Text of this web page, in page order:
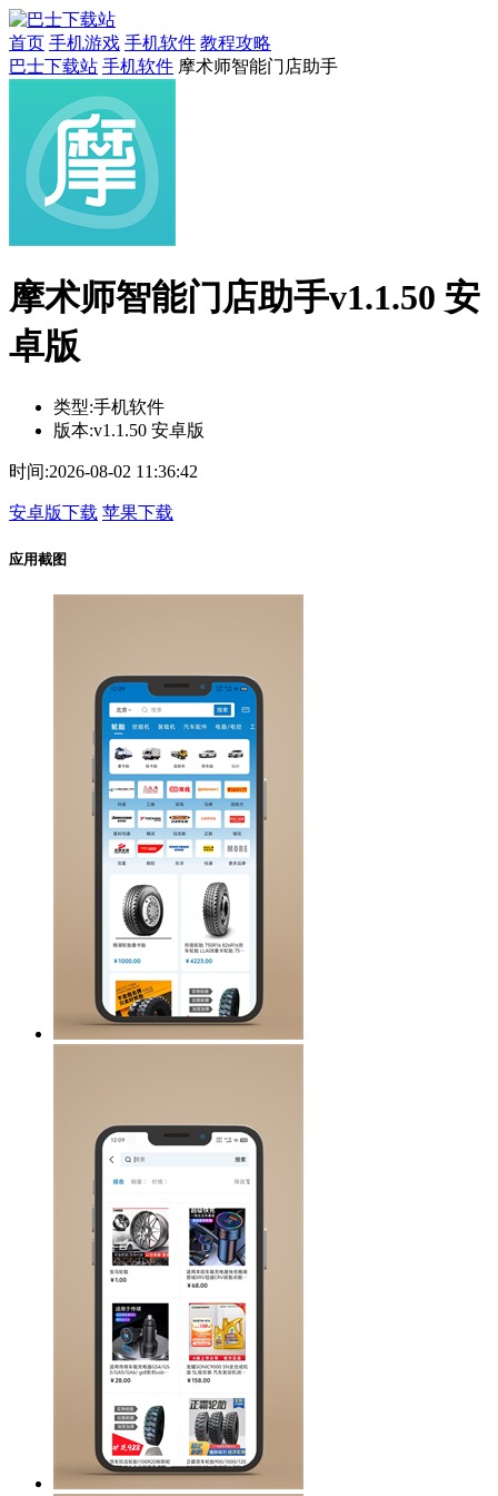
首页 手机游戏 手机软件 教程攻略
巴士下载站 手机软件 摩术师智能门店助手
摩术师智能门店助手v1.1.50 安
卓版
类型:手机软件
版本:v1.1.50 安卓版
时间:2026-08-02 11:36:42
安卓版下载 苹果下载
应用截图